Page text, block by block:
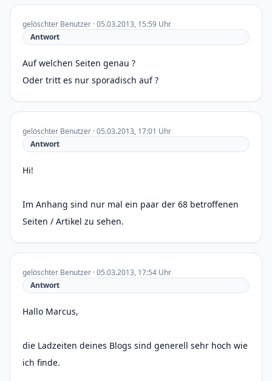
gelöschter Benutzer · 05.03.2013, 15:59 Uhr
Antwort
Auf welchen Seiten genau ?
Oder tritt es nur sporadisch auf ?
gelöschter Benutzer · 05.03.2013, 17:01 Uhr
Antwort
Hi!
Im Anhang sind nur mal ein paar der 68 betroffenen
Seiten / Artikel zu sehen.
gelöschter Benutzer · 05.03.2013, 17:54 Uhr
Antwort
Hallo Marcus,
die Ladzeiten deines Blogs sind generell sehr hoch wie
ich finde.